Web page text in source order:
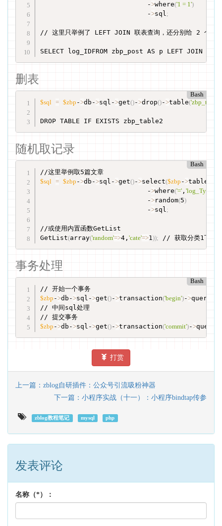
                           -
>where('1 = 1')
                           -
>sql;
// 这里只举例了 LEFT JOIN 联表查询，还分别给 2 个表
SELECT log_IDFROM zbp_post AS p LEFT JOIN
删表
Bash
$sql = $zbp ->db->sql->get()->drop()->table(
DROP TABLE IF EXISTS zbp_table2
随机取记录
Bash
$sql = $zbp ->db->sql->get()->select($zbp ->table
                           -
>where('=' ,'log_Type'
                           -
>random(5)
                           -
>sql;
//或使用内置函数GetList
GetList(array('random'=>4,'cate'=>1)); // 获取分类1下的
事务处理
Bash
$zbp ->db->sql->get()->transaction('begin')->query
// 中间sql处理
$zbp ->db->sql->get()->transaction('commit')->query
打赏
上一篇：zblog自研插件：公众号引流吸粉神器
下一篇：小程序实战（十一）：小程序bindtap传参
zblog教程笔记 mysql php
发表评论
名称（*）：